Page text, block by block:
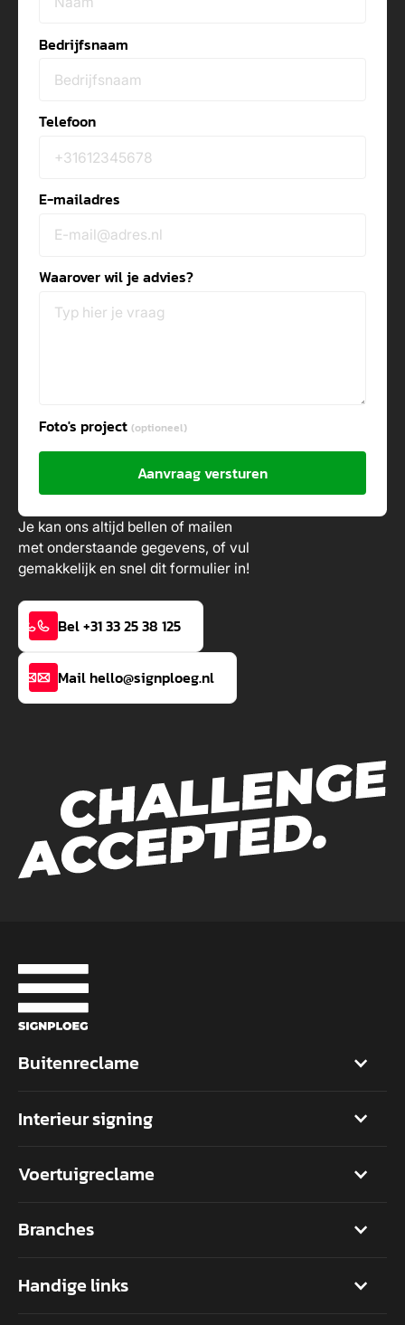
Bedrijfsnaam
Telefoon
E-mailadres
Waarover wil je advies?
Foto's project(optioneel)
Aanvraag versturen
Je kan ons altijd bellen of mailen
met onderstaande gegevens, of vul
gemakkelijk en snel dit formulier in!
Bel +31 33 25 38 125
Mail hello@signploeg.nl
Buitenreclame
Interieur signing
Voertuigreclame
Branches
Handige links